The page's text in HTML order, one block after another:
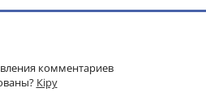
комментариев
Кіру